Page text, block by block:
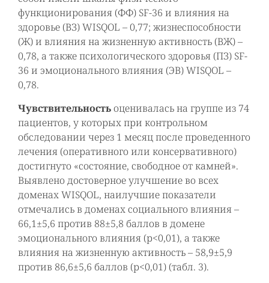
функционирования (ФФ) SF-36 и влияния на
здоровье (ВЗ) WISQOL – 0,77; жизнеспособности
(Ж) и влияния на жизненную активность (ВЖ) –
0,78, а также психологического здоровья (ПЗ) SF-
36 и эмоционального влияния (ЭВ) WISQOL –
0,78.
Чувствительностьоценивалась на группе из 74
пациентов, у которых при контрольном
обследовании через 1 месяц после проведенного
лечения (оперативного или консервативного)
достигнуто «состояние, свободное от камней».
Выявлено достоверное улучшение во всех
доменах WISQOL, наилучшие показатели
отмечались в доменах социального влияния –
66,1±5,6 против 88±5,8 баллов в домене
эмоционального влияния (р<0,01), а также
влияния на жизненную активность – 58,9±5,9
против 86,6±5,6 баллов (р<0,01) (табл. 3).